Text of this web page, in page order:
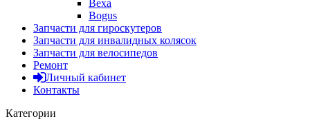
Bexa
Bogus
Запчасти для гироскутеров
Запчасти для инвалидных колясок
Запчасти для велосипедов
Ремонт
Личный кабинет
Контакты
Категории